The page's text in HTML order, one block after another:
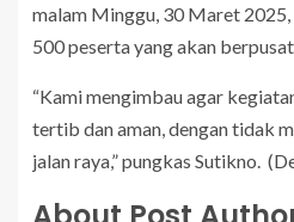
malam Minggu, 30 Maret
500 peserta yang akan
“Kami mengimbau agar
tertib dan aman, dengan tidak
jalan raya,” pungkas Sutikno.